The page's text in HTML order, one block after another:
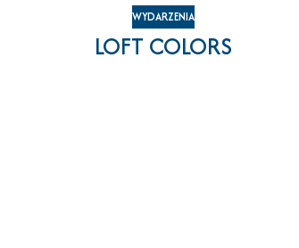
WYDARZENIA
LOFT COLORS